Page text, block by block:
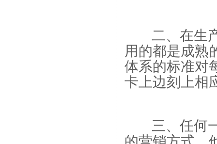
二、在生产
用的都是成熟
体系的标准对
卡上边刻上相
三、任何一